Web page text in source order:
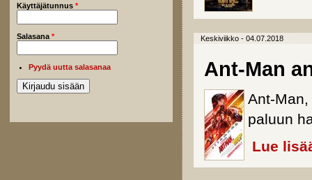
Käyttäjätunnus *
Salasana *
Pyydä uutta salasanaa
Keskiviikko - 04.07.2018
Ant-Man
Ant-
paluun
Lue